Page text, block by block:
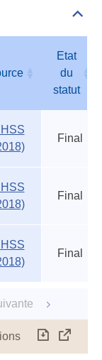
Etat
du
statut
du
Final
Final
Final
le